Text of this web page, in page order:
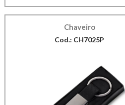
Chaveiro
Cod.: CH7025P